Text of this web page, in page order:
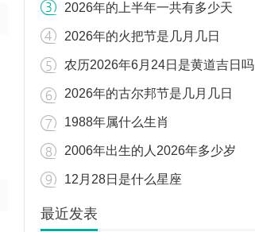
2026年的上半年一共有多少天
2026年的火把节是几月几日
农历2026年6月24日是黄道吉日吗
2026年的古尔邦节是几月几日
1988年属什么生肖
2006年出生的人2026年多少岁
12月28日是什么星座
最近发表